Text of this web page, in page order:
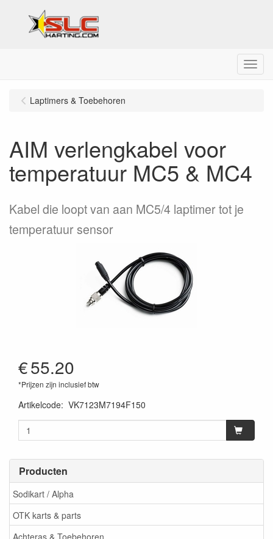
Menu
Producten
Sodikart / Alpha
OTK karts & parts
Achteras & Toebehoren
Laptimers & Toebehoren
AIM verlengkabel voor
temperatuur MC5 & MC4
Kabel die loopt van aan MC5/4 laptimer tot je
temperatuur sensor
€55.20
*Prijzen zijn inclusief btw
Artikelcode: VK7123M7194F150